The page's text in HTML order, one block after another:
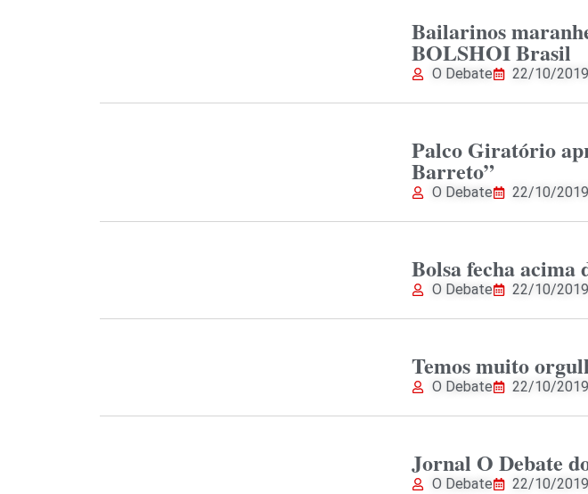
Bailarinos
BOLSHOI Brasil
O Debate 22/10/2019
Palco Giratório
Barreto”
O Debate 22/10/2019
Bolsa fecha acima
O Debate 22/10/2019
Temos muito
O Debate 22/10/2019
Jornal O Debate
O Debate 22/10/2019